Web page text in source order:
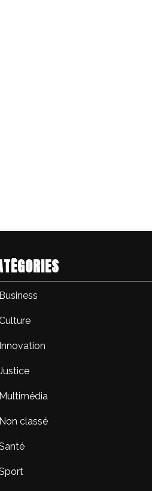
Business
Innovation
Multimédia
Non classé